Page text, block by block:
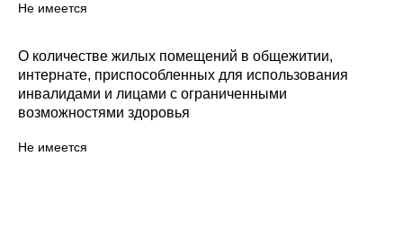
Не имеется
О количестве жилых помещений в общежитии,
интернате, приспособленных для использования
инвалидами и лицами с ограниченными
возможностями здоровья
Не имеется